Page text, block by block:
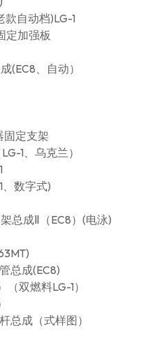
款自动档)LG-1
定加强板
(EC8、自动）
固定支架
1、乌克兰）
、数字式)
总成Ⅱ（EC8）(电泳)
总成(EC8)
双燃料LG-1）
总成（式样图）